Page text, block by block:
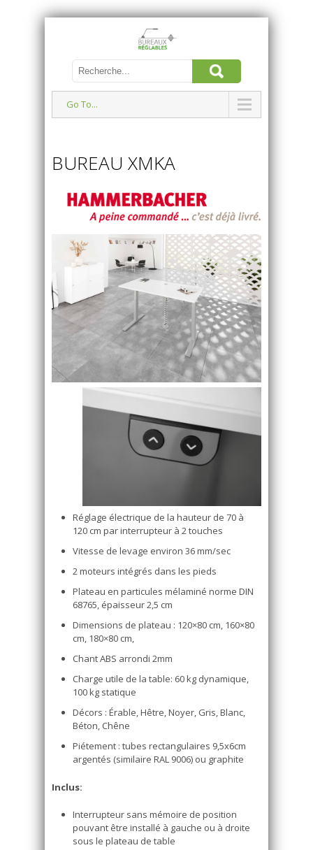
Go To...
BUREAU XMKA
Réglage électrique de la hauteur de 70 à
120 cm par interrupteur à 2 touches
Vitesse de levage environ 36 mm/sec
2 moteurs intégrés dans les pieds
Plateau en particules mélaminé norme DIN
68765, épaisseur 2,5 cm
Dimensions de plateau : 120×80 cm, 160×80
cm, 180×80 cm,
Chant ABS arrondi 2mm
Charge utile de la table: 60 kg dynamique,
100 kg statique
Décors : Érable, Hêtre, Noyer, Gris, Blanc,
Béton, Chêne
Piétement : tubes rectangulaires 9,5x6cm
argentés (similaire RAL 9006) ou graphite
Inclus:
Interrupteur sans mémoire de position
pouvant être installé à gauche ou à droite
sous le plateau de table